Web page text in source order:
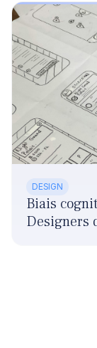
DESIGN
Biais
Designers